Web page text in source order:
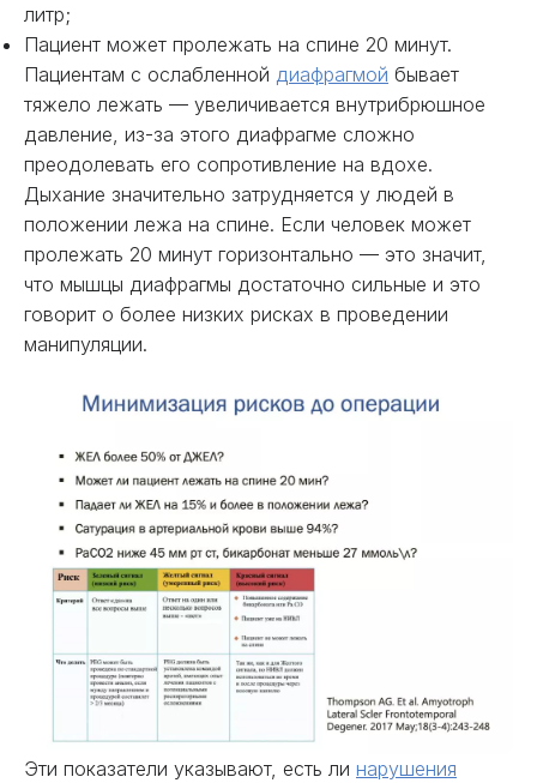
литр;
Пациент может пролежать на спине 20 минут.
Пациентам с ослабленной диафрагмой бывает
тяжело лежать — увеличивается внутрибрюшное
давление, из-за этого диафрагме сложно
преодолевать его сопротивление на вдохе.
Дыхание значительно затрудняется у людей в
положении лежа на спине. Если человек может
пролежать 20 минут горизонтально — это значит,
что мышцы диафрагмы достаточно сильные и это
говорит о более низких рисках в проведении
манипуляции.
Эти показатели указывают, есть ли нарушения